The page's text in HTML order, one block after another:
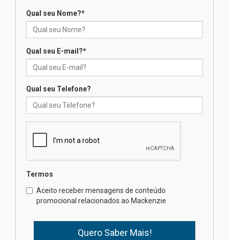
das novas tecnologias em
calouros do segundo semestre
04.08.2026
Brasília prepara seus
estudantes para o PAS antes
mesmo do Ensino Médio
Qual seu Nome?*
Qual seu E-mail?*
Qual seu Telefone?
Termos
Aceito receber mensagens de conteúdo
promocional relacionados ao Mackenzie